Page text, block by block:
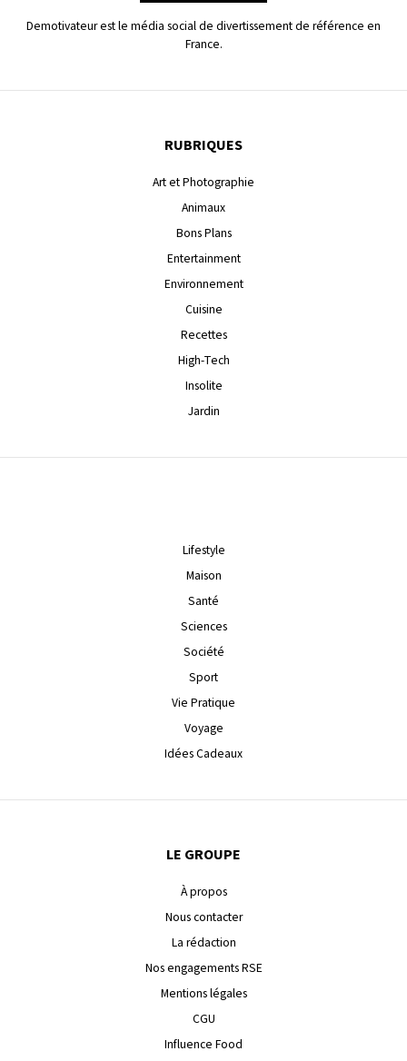
Demotivateur est le média social de divertissement de référence en
France.
RUBRIQUES
Art et Photographie
Animaux
Bons Plans
Entertainment
Environnement
Cuisine
Recettes
High-Tech
Insolite
Jardin
Lifestyle
Maison
Santé
Sciences
Société
Sport
Vie Pratique
Voyage
Idées Cadeaux
LE GROUPE
À propos
Nous contacter
La rédaction
Nos engagements RSE
Mentions légales
CGU
Influence Food